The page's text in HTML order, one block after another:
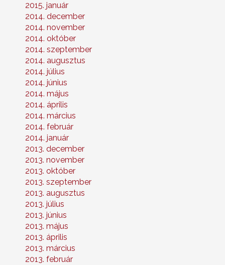
2015. január
2014. december
2014. november
2014. október
2014. szeptember
2014. augusztus
2014. július
2014. június
2014. május
2014. április
2014. március
2014. február
2014. január
2013. december
2013. november
2013. október
2013. szeptember
2013. augusztus
2013. július
2013. június
2013. május
2013. április
2013. március
2013. február